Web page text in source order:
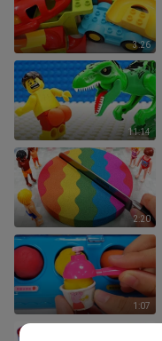
3:26
11:14
2:20
1:07